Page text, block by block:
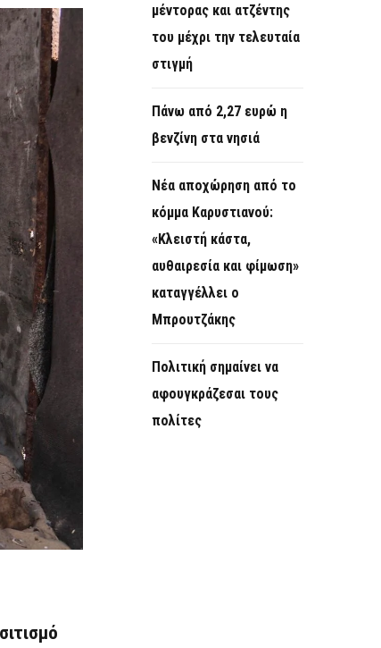
μέντορας και ατζέντης
του μέχρι την τελευταία
στιγμή
Πάνω από 2,27 ευρώ η
βενζίνη στα νησιά
Νέα αποχώρηση από το
κόμμα Καρυστιανού:
«Κλειστή κάστα,
αυθαιρεσία και φίμωση»
καταγγέλλει ο
Μπρουτζάκης
Πολιτική σημαίνει να
αφουγκράζεσαι τους
πολίτες